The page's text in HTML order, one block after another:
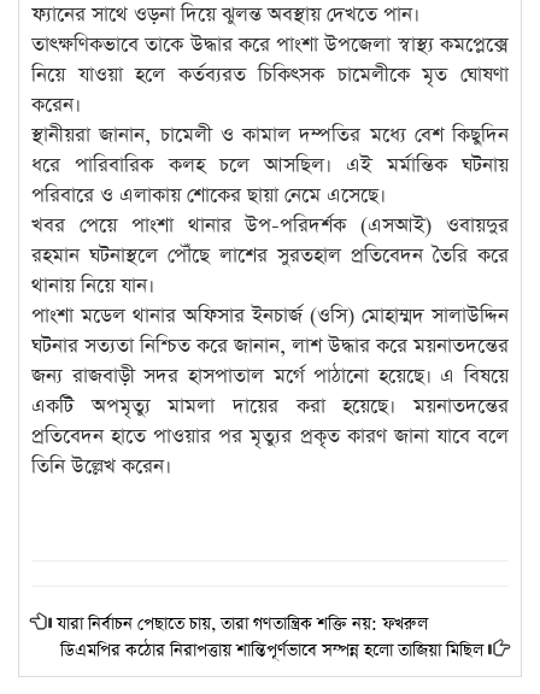
ফ্যানের সাথে ওড়না দিয়ে ঝুলন্ত অবস্থায় দেখতে পান।
তাৎক্ষণিকভাবে তাকে উদ্ধার করে পাংশা উপজেলা স্বাস্থ্য কমপ্লেক্সে
নিয়ে যাওয়া হলে কর্তব্যরত চিকিৎসক চামেলীকে মৃত ঘোষণা
করেন।
স্থানীয়রা জানান, চামেলী ও কামাল দম্পতির মধ্যে বেশ কিছুদিন
ধরে পারিবারিক কলহ চলে আসছিল। এই মর্মান্তিক ঘটনায়
পরিবারে ও এলাকায় শোকের ছায়া নেমে এসেছে।
খবর পেয়ে পাংশা থানার উপ-পরিদর্শক (এসআই) ওবায়দুর
রহমান ঘটনাস্থলে পৌঁছে লাশের সুরতহাল প্রতিবেদন তৈরি করে
থানায় নিয়ে যান।
পাংশা মডেল থানার অফিসার ইনচার্জ (ওসি) মোহাম্মদ সালাউদ্দিন
ঘটনার সত্যতা নিশ্চিত করে জানান, লাশ উদ্ধার করে ময়নাতদন্তের
জন্য রাজবাড়ী সদর হাসপাতাল মর্গে পাঠানো হয়েছে। এ বিষয়ে
একটি অপমৃত্যু মামলা দায়ের করা হয়েছে। ময়নাতদন্তের
প্রতিবেদন হাতে পাওয়ার পর মৃত্যুর প্রকৃত কারণ জানা যাবে বলে
তিনি উল্লেখ করেন।
যারা নির্বাচন পেছাতে চায়, তারা গণতান্ত্রিক শক্তি নয়: ফখরুল
ডিএমপির কঠোর নিরাপত্তায় শান্তিপূর্ণভাবে সম্পন্ন হলো তাজিয়া মিছিল